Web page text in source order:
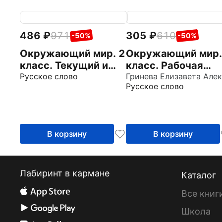
486 971 -50%
Окружающий мир. 2
класс. Текущий и
тематический
Русское слово
В корзину
305 610 -50%
Окружающий
класс. Рабочая
тетрадь к
В. Самковой, Н.
Русское слово
В корзину
Лабиринт в кармане
Каталог
Все
Школа